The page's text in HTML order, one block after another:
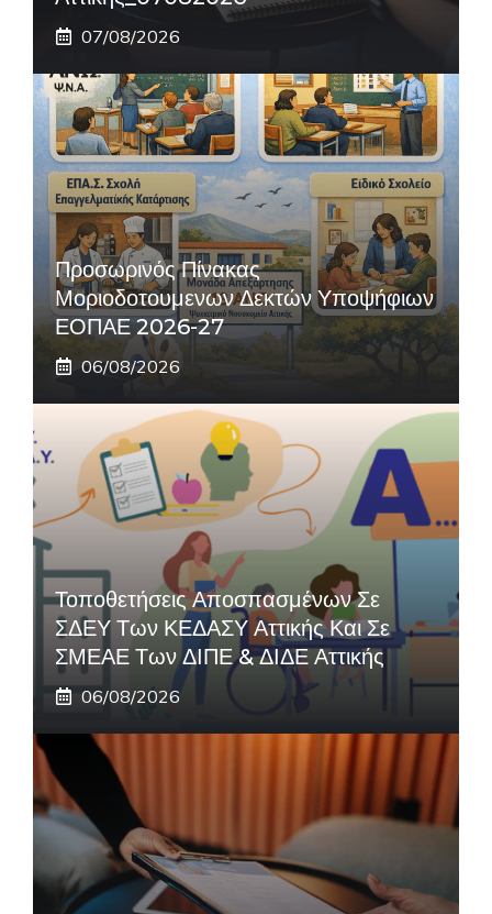
07/08/2026
Προσωρινός Πίνακας
Μοριοδοτουμενων Δεκτών Υποψήφιων
ΕΟΠΑΕ 2026-27
06/08/2026
Τοποθετήσεις Αποσπασμένων Σε
ΣΔΕΥ Των ΚΕΔΑΣΥ Αττικής Και Σε
ΣΜΕΑΕ Των ΔΙΠΕ & ΔΙΔΕ Αττικής
06/08/2026